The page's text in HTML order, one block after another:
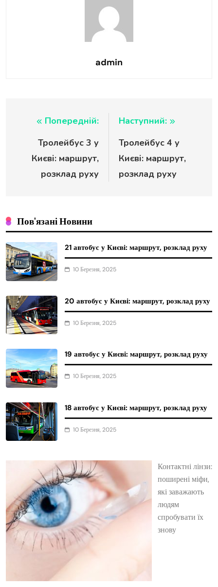
admin
Навігація
записів
Попередній:
Тролейбус 3 у
Києві: маршрут,
розклад руху
Наступний:
Тролейбус 4 у
Києві: маршрут,
розклад руху
Пов'язані Новини
21 автобус у Києві: маршрут, розклад руху
10 Березня, 2025
20 автобус у Києві: маршрут, розклад руху
10 Березня, 2025
19 автобус у Києві: маршрут, розклад руху
10 Березня, 2025
18 автобус у Києві: маршрут, розклад руху
10 Березня, 2025
Контактні лінзи:
поширені міфи,
які заважають
людям
спробувати їх
знову